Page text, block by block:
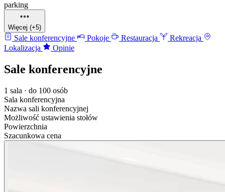
parking
Więcej (+5)
Sale konferencyjne Pokoje Restauracja
Rekreacja
Lokalizacja
Opinie
Sale konferencyjne
1 sala · do 100 osób
Sala konferencyjna
Nazwa sali konferencyjnej
Możliwość ustawienia stołów
Powierzchnia
Szacunkowa cena